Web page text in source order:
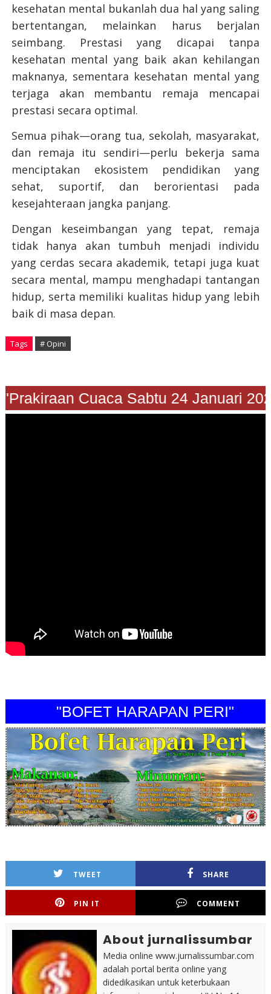
kesehatan mental bukanlah dua hal yang saling
bertentangan, melainkan harus berjalan
seimbang. Prestasi yang dicapai tanpa
kesehatan mental yang baik akan kehilangan
maknanya, sementara kesehatan mental yang
terjaga akan membantu remaja mencapai
prestasi secara optimal.
Semua pihak—orang tua, sekolah, masyarakat,
dan remaja itu sendiri—perlu bekerja sama
menciptakan ekosistem pendidikan yang
sehat, suportif, dan berorientasi pada
kesejahteraan jangka panjang.
Dengan keseimbangan yang tepat, remaja
tidak hanya akan tumbuh menjadi individu
yang cerdas secara akademik, tetapi juga kuat
secara mental, mampu menghadapi tantangan
hidup, serta memiliki kualitas hidup yang lebih
baik di masa depan.
Tags # Opini
Cuaca Sabtu 24 Januari
"BOFET HARAPAN PERI"
TWEET SHARE
PIN IT COMMENT
About jurnalissumbar
Media online www.jurnalissumbar.com
adalah portal berita online yang
didedikasikan untuk keterbukaan